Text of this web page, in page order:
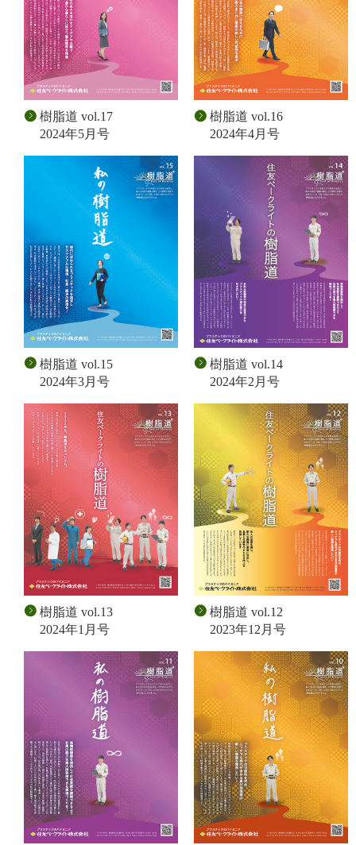
樹脂道 vol.17
2024年5月号
樹脂道 vol.16
2024年4月号
樹脂道 vol.15
2024年3月号
樹脂道 vol.14
2024年2月号
樹脂道 vol.13
2024年1月号
樹脂道 vol.12
2023年12月号